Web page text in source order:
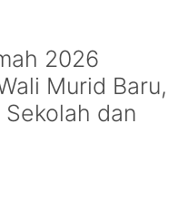
2026
Murid Baru,
dan